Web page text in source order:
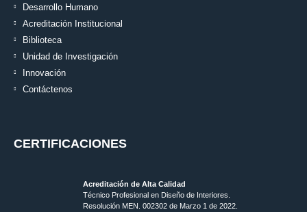
Desarrollo Humano
Acreditación Institucional
Biblioteca
Unidad de Investigación
Innovación
Contáctenos
CERTIFICACIONES
Acreditación de Alta Calidad
Técnico Profesional en Diseño de Interiores.
Resolución MEN. 002302 de Marzo 1 de 2022.